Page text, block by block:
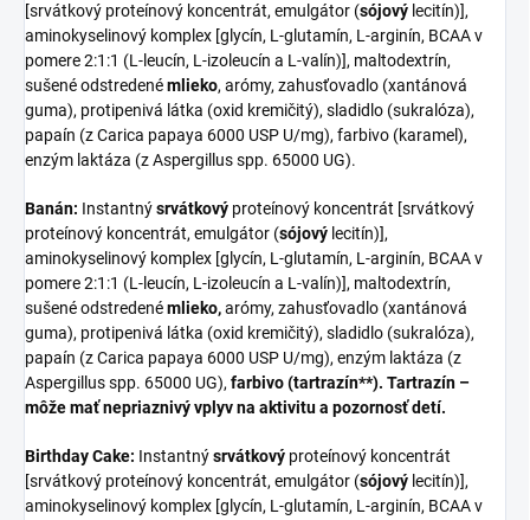
[srvátkový proteínový koncentrát, emulgátor (sójový lecitín)],
aminokyselinový komplex [glycín, L-glutamín, L-arginín, BCAA v
pomere 2:1:1 (L-leucín, L-izoleucín a L-valín)], maltodextrín,
sušené odstredenémlieko, arómy, zahusťovadlo (xantánová
guma), protipenivá látka (oxid kremičitý), sladidlo (sukralóza),
papaín (z Carica papaya 6000 USP U/mg), farbivo (karamel),
enzým laktáza (z Aspergillus spp. 65000 UG).
Banán: Instantnýsrvátkový proteínový koncentrát [srvátkový
proteínový koncentrát, emulgátor (sójový lecitín)],
aminokyselinový komplex [glycín, L-glutamín, L-arginín, BCAA v
pomere 2:1:1 (L-leucín, L-izoleucín a L-valín)], maltodextrín,
sušené odstredenémlieko,arómy, zahusťovadlo (xantánová
guma), protipenivá látka (oxid kremičitý), sladidlo (sukralóza),
papaín (z Carica papaya 6000 USP U/mg), enzým laktáza (z
Aspergillus spp. 65000 UG), farbivo (tartrazín**). Tartrazín –
môže mať nepriaznivý vplyv na aktivitu a pozornosť detí.
Birthday Cake: Instantnýsrvátkový proteínový koncentrát
[srvátkový proteínový koncentrát, emulgátor (sójový lecitín)],
aminokyselinový komplex [glycín, L-glutamín, L-arginín, BCAA v